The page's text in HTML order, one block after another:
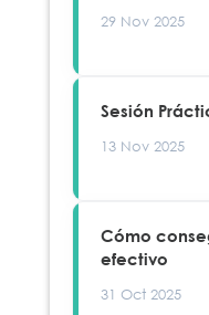
29 Nov 2025
Sesión
13 Nov 2025
Cómo
efectivo
31 Oct 2025